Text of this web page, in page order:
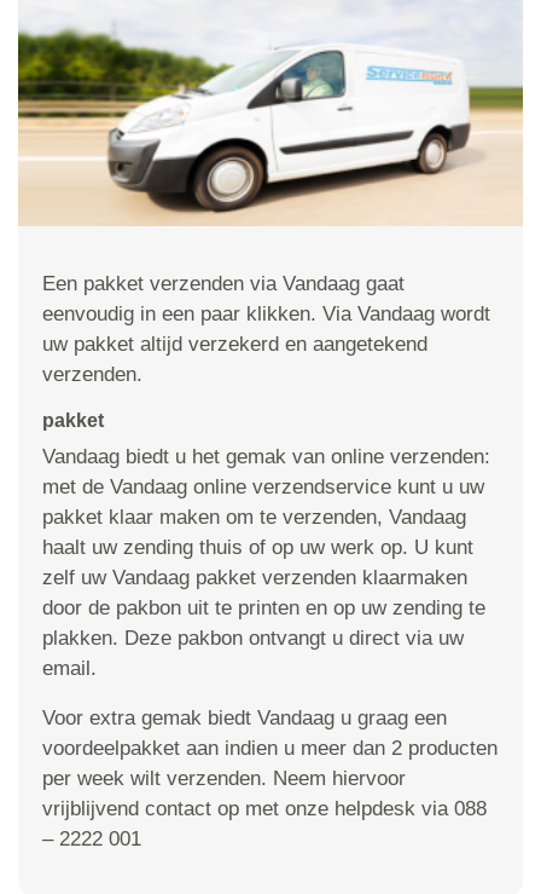
Een pakket verzenden via Vandaag gaat
eenvoudig in een paar klikken. Via Vandaag wordt
uw pakket altijd verzekerd en aangetekend
verzenden.
pakket
Vandaag biedt u het gemak van online verzenden:
met de Vandaag online verzendservice kunt u uw
pakket klaar maken om te verzenden, Vandaag
haalt uw zending thuis of op uw werk op. U kunt
zelf uw Vandaag pakket verzenden klaarmaken
door de pakbon uit te printen en op uw zending te
plakken. Deze pakbon ontvangt u direct via uw
email.
Voor extra gemak biedt Vandaag u graag een
voordeelpakket aan indien u meer dan 2 producten
per week wilt verzenden. Neem hiervoor
vrijblijvend contact op met onze helpdesk via 088
– 2222 001